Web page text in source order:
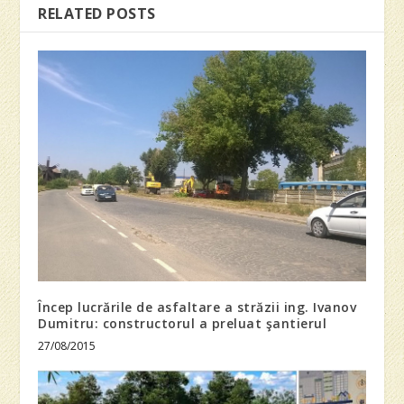
RELATED POSTS
Încep lucrările de asfaltare a străzii ing. Ivanov
Dumitru: constructorul a preluat şantierul
27/08/2015